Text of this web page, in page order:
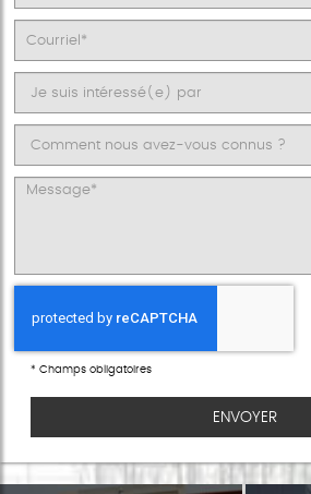
* Champs obligatoires